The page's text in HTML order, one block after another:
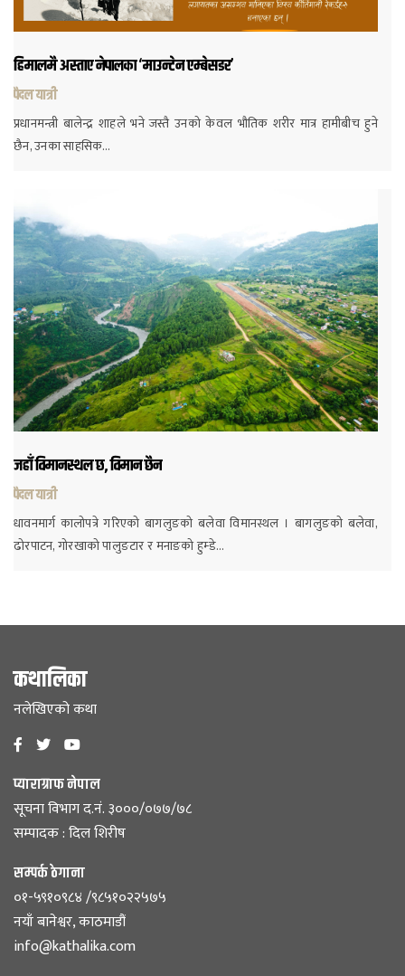
हिमालमै अस्ताए नेपालका ‘माउन्टेन एम्बेसडर’
पैदल यात्री
प्रधानमन्त्री बालेन्द्र शाहले भने जस्तै उनको केवल भौतिक शरीर मात्र हामीबीच हुने
छैन, उनका साहसिक…
जहाँ विमानस्थल छ, विमान छैन
पैदल यात्री
धावनमार्ग कालोपत्रे गरिएको बागलुङको बलेवा विमानस्थल । बागलुङको बलेवा,
ढोरपाटन, गोरखाको पालुङटार र मनाङको हुम्डे…
कथालिका
नलेखिएको कथा
प्याराग्राफ नेपाल
सूचना विभाग द.नं. ३०००/०७७/७८
सम्पादक : दिल शिरीष
सम्पर्क ठेगाना
०१-५९१०९८४ /९८५१०२२५७५
नयाँ बानेश्वर, काठमाडौं
info@kathalika.com